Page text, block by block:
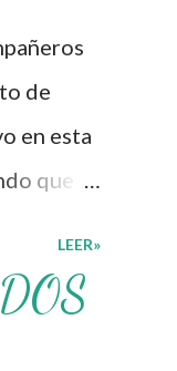
mano
su
de
en esta
que
logro
que
LEER»